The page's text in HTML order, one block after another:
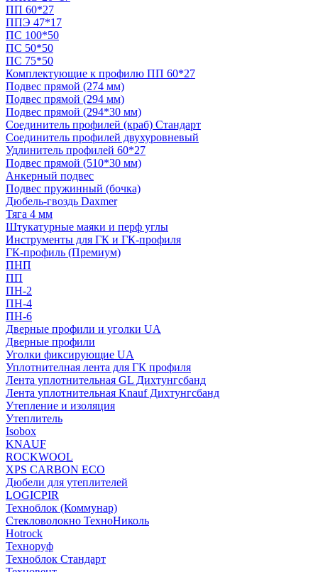
ПП 60*27
ППЭ 47*17
ПС 100*50
ПС 50*50
ПС 75*50
Комплектующие к профилю ПП 60*27
Подвес прямой (274 мм)
Подвес прямой (294 мм)
Подвес прямой (294*30 мм)
Соединитель профилей (краб) Стандарт
Соединитель профилей двухуровневый
Удлинитель профилей 60*27
Подвес прямой (510*30 мм)
Анкерный подвес
Подвес пружинный (бочка)
Дюбель-гвоздь Daxmer
Тяга 4 мм
Штукатурные маяки и перф углы
Инструменты для ГК и ГК-профиля
ГК-профиль (Премиум)
ПНП
ПП
ПН-2
ПН-4
ПН-6
Дверные профили и уголки UA
Дверные профили
Уголки фиксирующие UA
Уплотнителная лента для ГК профиля
Лента уплотнительная GL Дихтунгсбанд
Лента уплотнительная Knauf Дихтунгсбанд
Утепление и изоляция
Утеплитель
Isobox
KNAUF
ROCKWOOL
XPS CARBON ECO
Дюбели для утеплителей
LOGICPIR
Техноблок (Коммунар)
Стекловолокно ТехноНиколь
Hotrock
Технoруф
Техноблок Стандарт